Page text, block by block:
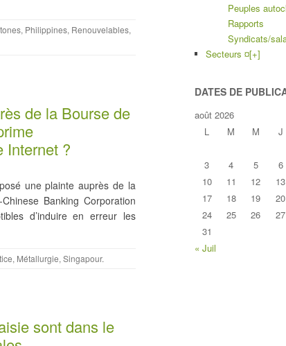
, Philippines, Renouvelables,
de la Bourse de
Internet ?
une plainte auprès de la
Banking Corporation
d’induire en erreur les
, Métallurgie, Singapour.
sont dans le
Peuples
Rapports
Syndicats/
Secteurs ¤[+]
DATES DE
août 2026
L
M M J
3
4 5 6
10
11 12 13
17
18 19 20
24
25 26 27
31
« Juil